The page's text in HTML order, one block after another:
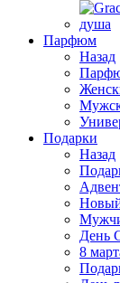
Парфюм
Назад
Подарки
Назад
День
8